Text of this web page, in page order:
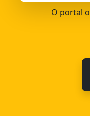
O portal